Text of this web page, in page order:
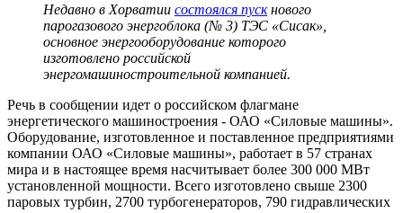
Недавно в Хорватии состоялся пускнового
парогазового энергоблока (№ 3) ТЭС «Сисак»,
основное энергооборудование которого
изготовлено российской
энергомашиностроительной компанией.
Речь в сообщении идет о российском флагмане
энергетического машиностроения - ОАО «Силовые машины».
Оборудование, изготовленное и поставленное предприятиями
компании ОАО «Силовые машины», работает в 57 странах
мира и в настоящее время насчитывает более 300 000 МВт
установленной мощности. Всего изготовлено свыше 2300
паровых турбин, 2700 турбогенераторов, 790 гидравлических